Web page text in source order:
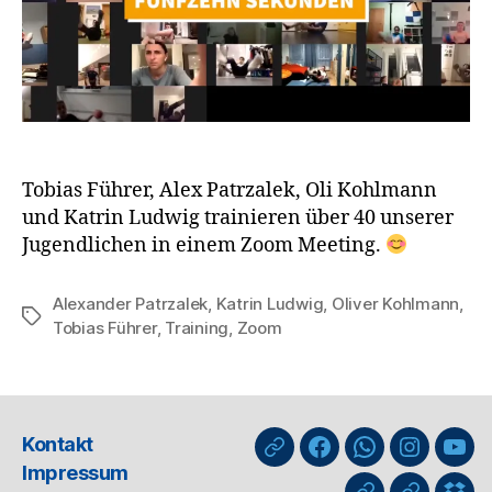
Tobias Führer, Alex Patrzalek, Oli Kohlmann
und Katrin Ludwig trainieren über 40 unserer
Jugendlichen in einem Zoom Meeting.
Schlagwörter
Alexander Patrzalek, Katrin Ludwig, Oliver Kohlmann,
Tobias Führer, Training, Zoom
Kontakt
Impressum
nuLigaFacebookWhatsApp-